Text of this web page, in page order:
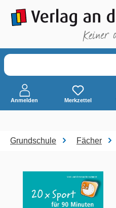
springen
Anmelden Merkzettel
Grundschule Fächer
Bildergalerie überspringen